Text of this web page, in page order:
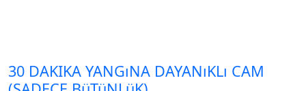
30 DAKIKA YANGıNA DAYANıKLı CAM